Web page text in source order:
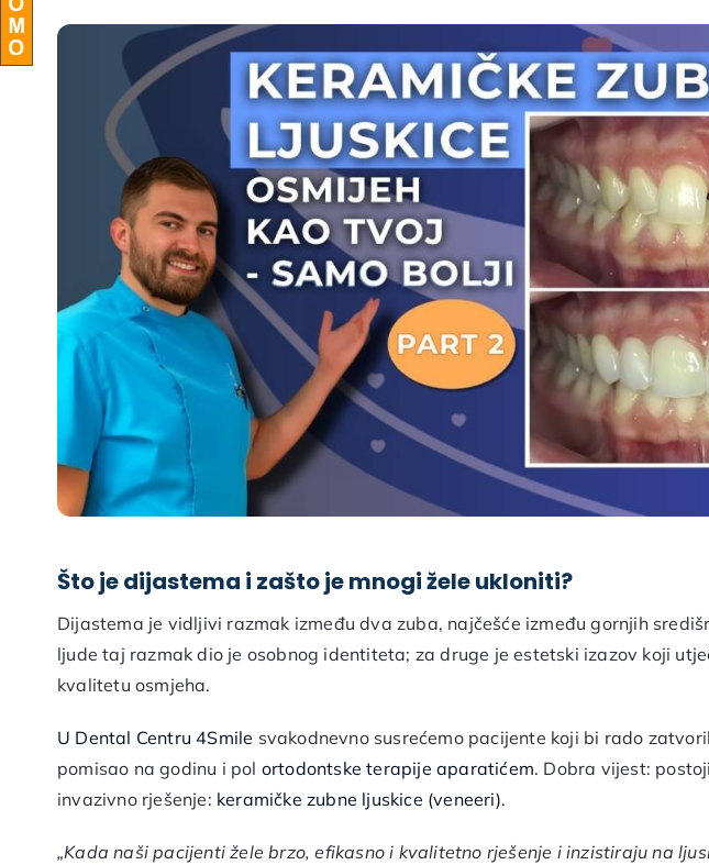
Što je dijastema i zašto je mnogi žele ukloniti?
Dijastema je vidljivi razmak između dva zuba, najčešće između gornjih
ljude taj razmak dio je osobnog identiteta; za druge je estetski izazov koji
kvalitetu osmjeha.
U Dental Centru 4Smile svakodnevno susrećemo pacijente koji bi rado
pomisao na godinu i pol ortodontske terapije aparatićem. Dobra vijest:
invazivno rješenje: keramičke zubne ljuskice (veneeri).
„Kada naši pacijenti žele brzo, efikasno i kvalitetno rješenje i inzistiraju na